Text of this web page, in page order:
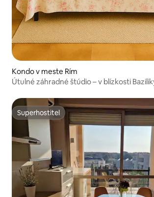
Kondo v meste Rím
Útulné záhradné štúdio – v blízkosti
Superhostiteľ
Superhostiteľ